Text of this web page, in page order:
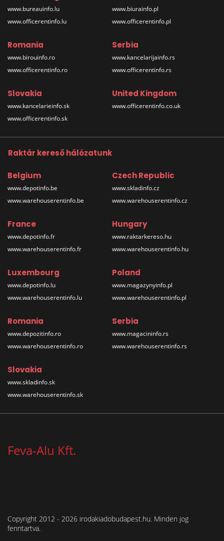
www.bureauinfo.lu
www.officerentinfo.lu
www.biurainfo.pl
www.officerentinfo.pl
Romania
www.birouinfo.ro
www.officerentinfo.ro
Serbia
www.kancelarijainfo.rs
www.officerentinfo.rs
Slovakia
www.kancelarieinfo.sk
www.officerentinfo.sk
United Kingdom
www.officerentinfo.co.uk
Raktár kereső hálózatunk
Belgium
www.depotinfo.be
www.warehouserentinfo.be
Czech Republic
www.skladinfo.cz
www.warehouserentinfo.cz
France
www.depotinfo.fr
www.warehouserentinfo.fr
Hungary
www.raktarkereso.hu
www.warehouserentinfo.hu
Luxembourg
www.depotinfo.lu
www.warehouserentinfo.lu
Poland
www.magazynyinfo.pl
www.warehouserentinfo.pl
Romania
www.depozitinfo.ro
www.warehouserentinfo.ro
Serbia
www.magacininfo.rs
www.warehouserentinfo.rs
Slovakia
www.skladinfo.sk
www.warehouserentinfo.sk
Feva-Alu Kft.
Copyright 2012 - 2026 irodakiadobudapest.hu. Minden jog
fenntartva.